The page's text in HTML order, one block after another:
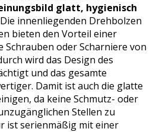
glatt, hygienisch
innenliegenden Drehbolzen
bieten den Vorteil einer
Schrauben oder Scharniere von
wird das Design des
und das gesamte
Damit ist auch die glatte
da keine Schmutz- oder
Stellen zu
ist serienmäßig mit einer